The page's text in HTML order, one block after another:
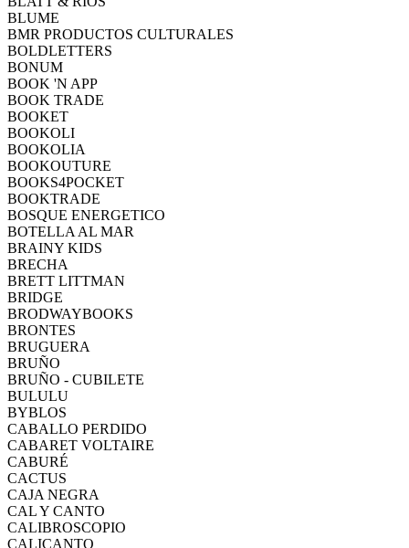
BLUME
BMR PRODUCTOS CULTURALES
BOLDLETTERS
BONUM
BOOK 'N APP
BOOK TRADE
BOOKET
BOOKOLI
BOOKOLIA
BOOKOUTURE
BOOKS4POCKET
BOOKTRADE
BOSQUE ENERGETICO
BOTELLA AL MAR
BRAINY KIDS
BRECHA
BRETT LITTMAN
BRIDGE
BRODWAYBOOKS
BRONTES
BRUGUERA
BRUÑO
BRUÑO - CUBILETE
BULULU
BYBLOS
CABALLO PERDIDO
CABARET VOLTAIRE
CABURÉ
CACTUS
CAJA NEGRA
CAL Y CANTO
CALIBROSCOPIO
CALICANTO